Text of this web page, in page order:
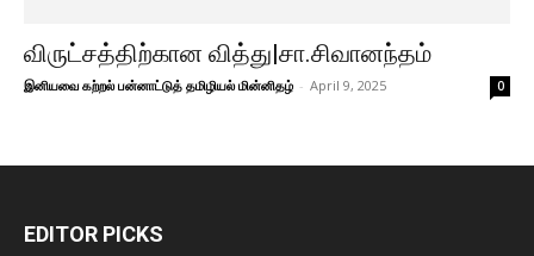
விருட்சத்திற்கான வித்து|சா.சிவானந்தம்
இனியவை கற்றல் பன்னாட்டுத் தமிழியல் மின்னிதழ் - April 9, 2025 0
EDITOR PICKS